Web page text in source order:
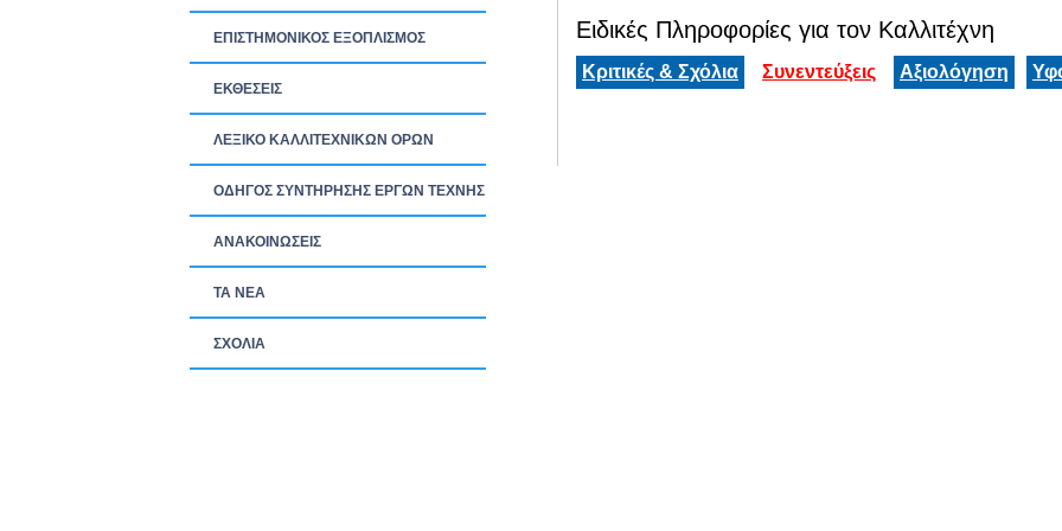
ΕΠΙΣΤΗΜΟΝΙΚΟΣ ΕΞΟΠΛΙΣΜΟΣ
ΕΚΘΕΣΕΙΣ
ΛΕΞΙΚΟ ΚΑΛΛΙΤΕΧΝΙΚΩΝ ΟΡΩΝ
ΟΔΗΓΟΣ ΣΥΝΤΗΡΗΣΗΣ ΕΡΓΩΝ ΤΕΧΝΗΣ
ΑΝΑΚΟΙΝΩΣΕΙΣ
ΤΑ ΝEΑ
ΣΧΟΛΙΑ
Ειδικές Πληροφορίες για τον Καλλιτέχνη
Κριτικές & Σχόλια Συνεντεύξεις Αξιολόγηση